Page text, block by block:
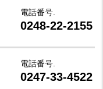
電話番号.
0248-22-2155
電話番号.
0247-33-4522